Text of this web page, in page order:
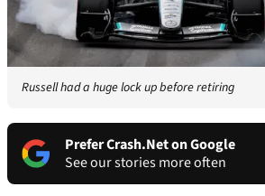
Russell had a huge lock up before retiring
Prefer Crash.Net on Google
See our stories more often